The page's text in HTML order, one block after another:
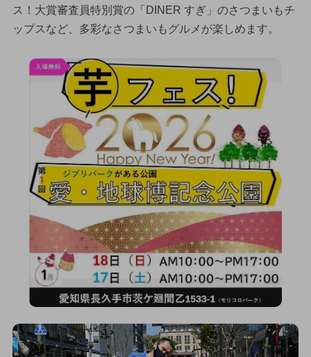
ス！大賞審査員特別賞の「DINER すぎ」のさつまいもチ
ップスなど、多彩なさつまいもグルメが楽しめます。